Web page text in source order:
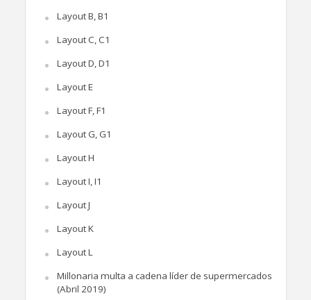
Layout B, B1
Layout C, C1
Layout D, D1
Layout E
Layout F, F1
Layout G, G1
Layout H
Layout I, I1
Layout J
Layout K
Layout L
Millonaria multa a cadena líder de supermercados
(Abril 2019)